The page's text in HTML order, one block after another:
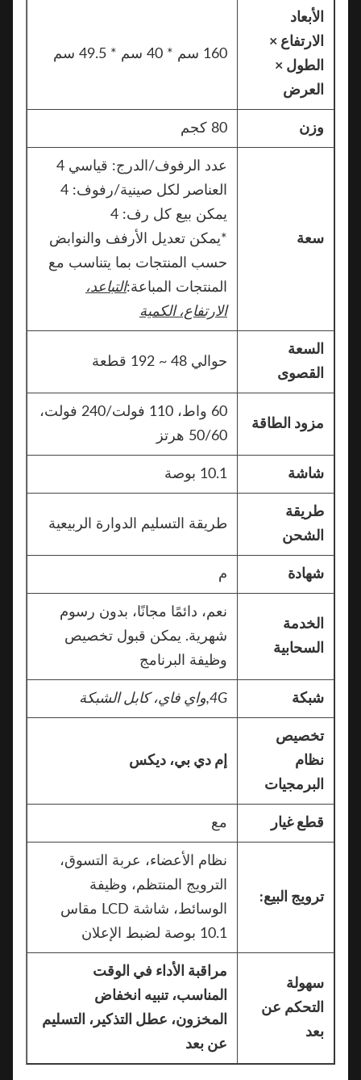
الأبعاد
الارتفاع ×
الطول ×
العرض
سعة
عدد الرفوف/الدرج: قياسي 4
العناصر لكل صينية/رفوف: 4
يمكن بيع كل رف: 4
*يمكن تعديل الأرفف والنوابض
حسب المنتجات بما يتناسب مع
المنتجات المباعة:التباعد،
الارتفاع، الكمية
السعة
القصوى
حوالي 48 ~ 192 قطعة
مزود الطاقة
60 واط، 110 فولت/240 فولت،
50/60 هرتز
شاشة 10.1 بوصة
طريقة
الشحن
طريقة التسليم الدوارة الربيعية
شهادة
الخدمة
السحابية
نعم، دائمًا مجانًا، بدون رسوم
شهرية. يمكن قبول تخصيص
وظيفة البرنامج
شبكة واي فاي، كابل الشبكة
تخصيص
نظام
البرمجيات
إم دي بي، ديكس
قطع غيار
ترويج البيع:
نظام الأعضاء، عربة التسوق،
الترويج المنتظم، وظيفة
الوسائط، شاشة LCD مقاس
10.1 بوصة لضبط الإعلان
سهولة
التحكم عن
مراقبة الأداء في الوقت
المناسب، تنبيه انخفاض
المخزون، عطل التذكير، التسليم
عن بعد